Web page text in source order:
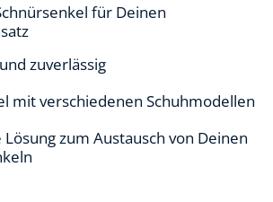
für Deinen
zuverlässig
mit verschiedenen Schuhmodellen
Lösung zum Austausch von Deinen